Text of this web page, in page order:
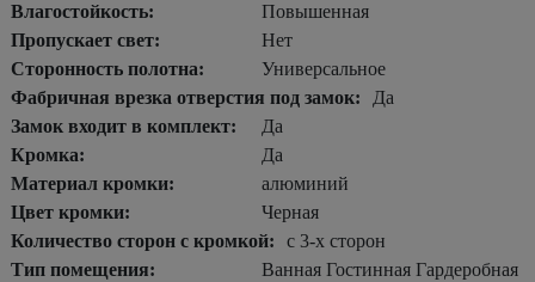
Влагостойкость:
Повышенная
Пропускает свет:
Нет
Сторонность полотна:
Универсальное
Фабричная врезка отверстия под замок:
Да
Замок входит в комплект:
Да
Кромка:
Да
Материал кромки:
алюминий
Цвет кромки:
Черная
Количество сторон с кромкой:
с 3-х сторон
Тип помещения:
Ванная Гостинная Гардеробная